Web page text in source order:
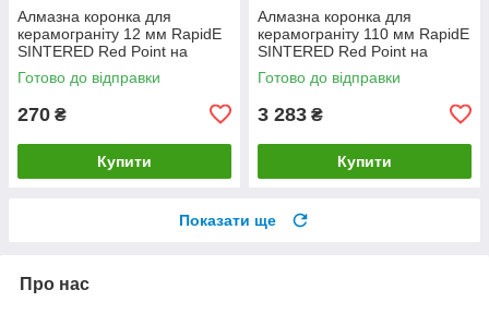
Алмазна коронка для
керамограніту 12 мм RapidE
SINTERED Red Point на
Дриль
Готово до відправки
270 ₴
Купити
Алмазна коронка для
керамограніту 110 мм RapidE
SINTERED Red Point на
Дриль
Готово до відправки
3 283 ₴
Купити
Показати ще
Про нас